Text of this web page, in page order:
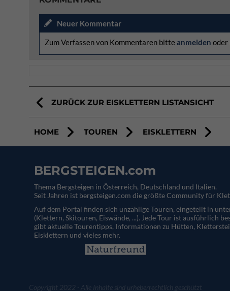
Neuer Kommentar
Zum Verfassen von Kommentaren bitte anmelden oder
ZURÜCK ZUR EISKLETTERN LISTANSICHT
HOME TOUREN EISKLETTERN
BERGSTEIGEN.com
Thema Bergsteigen in Österreich, Deutschland und Italien.
Seit Jahren ist bergsteigen.com die größte Community für
Auf dem Portal finden sich unzählige Touren, eingeteilt in
(Klettern, Skitouren, Eiswände, ...). Jede Tour ist ausführlich
gibt aktuelle Tourentipps, Informationen zu Hütten,
Eisklettern und vieles mehr.
Copyright 2022 - Alle Inhalte sind urheberrechtlich geschützt